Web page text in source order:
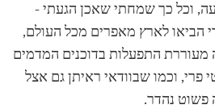
וכל כך שמחתי שאכן הגעתי -
הביאו לארץ מאפרים מכל העולם,
מעוררת התפעלות בדוכנים המדמים
פרי, וכמו שבוודאי ראיתן גם אצל
פשוט נהדר.